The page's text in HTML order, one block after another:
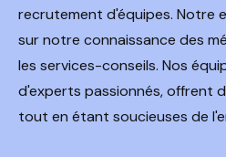
recrutement d'équipes. Notre
sur notre connaissance des
les services-conseils. Nos
d'experts passionnés, offrent
tout en étant soucieuses de